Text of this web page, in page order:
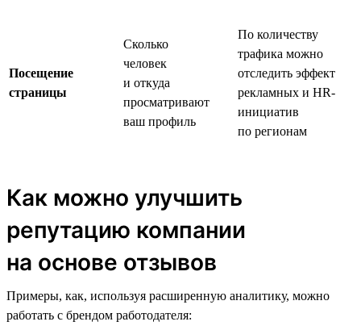
Посещение
страницы
Сколько
человек
и откуда
просматривают
ваш профиль
По количеству
трафика можно
отследить эффект
рекламных и HR-
инициатив
по регионам
Как можно улучшить
репутацию компании
на основе отзывов
Примеры, как, используя расширенную аналитику, можно
работать с брендом работодателя: